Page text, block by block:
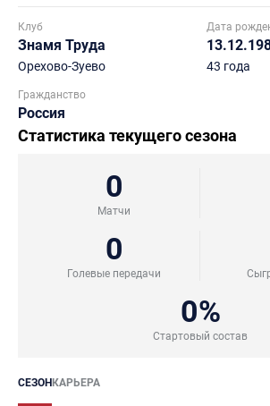
Клуб
Знамя Труда
Орехово-Зуево
Дата
43 года
Гражданство
Россия
Статистика текущего сезона
0
Матчи
0
Голевые передачи
0%
Стартовый состав
СЕЗОНКАРЬЕРА